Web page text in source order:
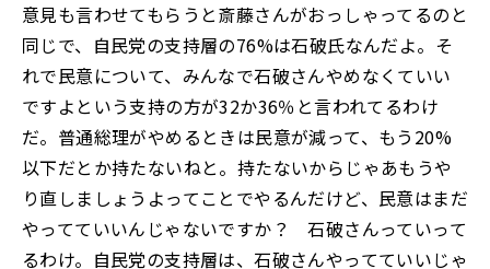
意見も言わせてもらうと斎藤さんがおっしゃってるのと
同じで、自民党の支持層の76%は石破氏なんだよ。そ
れで民意について、みんなで石破さんやめなくていい
ですよという支持の方が32か36％と言われてるわけ
だ。普通総理がやめるときは民意が減って、もう20%
以下だとか持たないねと。持たないからじゃあもうや
り直しましょうよってことでやるんだけど、民意はまだ
やってていいんじゃないですか？ 石破さんっていって
るわけ。自民党の支持層は、石破さんやってていいじゃ